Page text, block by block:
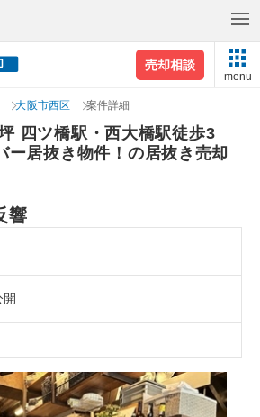
売却相談
menu
大阪市西区 案件詳細
四ツ橋駅・西大橋駅徒歩3
ー居抜き物件！の居抜き売却
響